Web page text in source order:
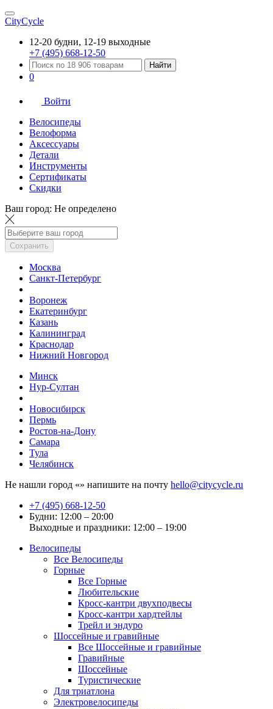
CityCycle
12-20 будни, 12-19 выходные
+7 (495) 668-12-50
Найти
0
Войти
Велосипеды
Велоформа
Аксессуары
Детали
Инструменты
Сертификаты
Скидки
Ваш город: Не определено
Сохранить
Москва
Санкт-Петербург
Воронеж
Екатеринбург
Казань
Калининград
Краснодар
Нижний Новгород
Минск
Нур-Султан
Новосибирск
Пермь
Ростов-на-Дону
Самара
Тула
Челябинск
Не нашли город «» напишите на почту hello@citycycle.ru
+7 (495) 668-12-50
Будни: 12:00 – 20:00
Выходные и праздники: 12:00 – 19:00
Велосипеды
Все Велосипеды
Горные
Все Горные
Любительские
Кросс-кантри двухподвесы
Кросс-кантри хардтейлы
Трейл и эндуро
Шоссейные и гравийные
Все Шоссейные и гравийные
Гравийные
Шоссейные
Туристические
Для триатлона
Электровелосипеды